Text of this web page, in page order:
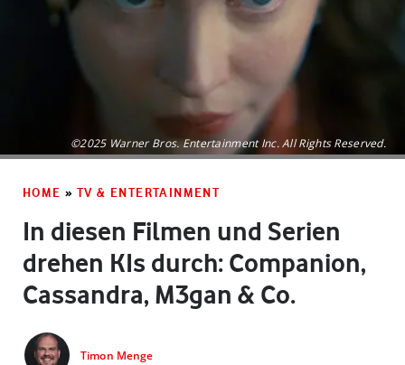
©2025 Warner Bros. Entertainment Inc. All Rights Reserved.
HOME » TV & ENTERTAINMENT
In diesen Filmen und Serien
drehen KIs durch: Companion,
Cassandra, M3gan & Co.
Timon Menge